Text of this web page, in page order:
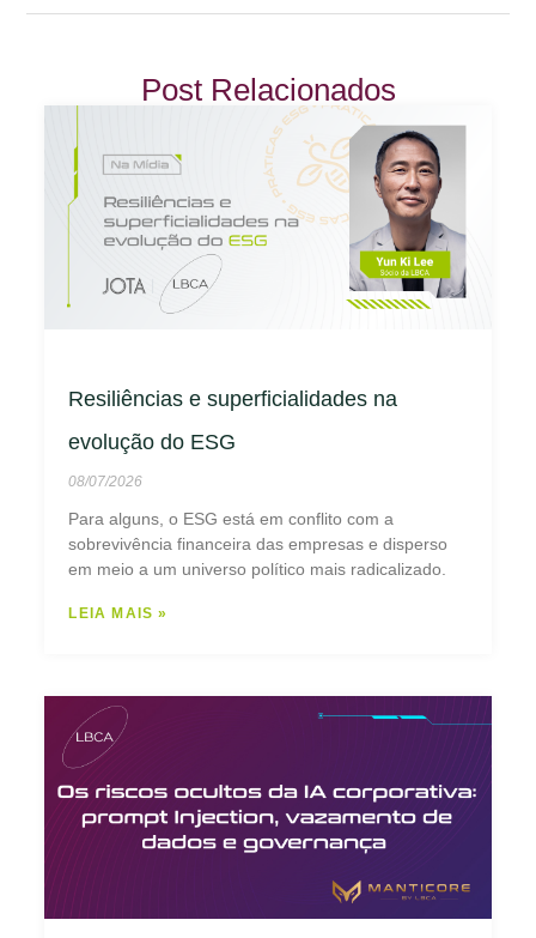
Post Relacionados
Resiliências e superficialidades na
evolução do ESG
08/07/2026
Para alguns, o ESG está em conflito com a
sobrevivência financeira das empresas e disperso
em meio a um universo político mais radicalizado.
LEIA MAIS »